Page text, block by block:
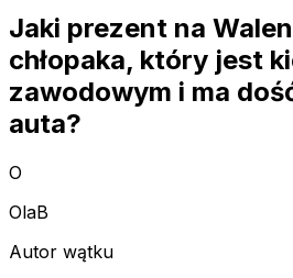
Jaki prezent na
chłopaka, który jest
zawodowym i ma
auta?
O
OlaB
Autor wątku